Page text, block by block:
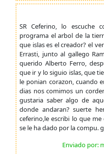
SR Ceferino, lo escuche
programa el arbol de la
que islas es el creador? el
Errasti, junto al gallego
querido Alberto Ferro,
que ir y lo siguio islas, que
le ponian corazon, cuando
dias nos comimos un
gustaria saber algo de
donde andaran? suerte
ceferino,le escribi lo que
se le ha dado por la compu.
Enviado por: